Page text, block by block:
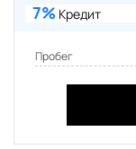
7% Кредит
Пробег